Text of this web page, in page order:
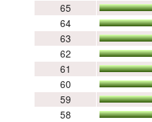
65
64
63
62
61
60
59
58